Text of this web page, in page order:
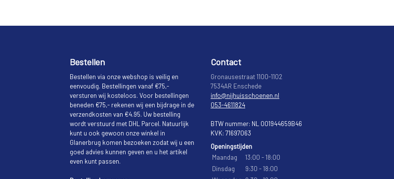
Bestellen
Bestellen via onze webshop is veilig en
eenvoudig. Bestellingen vanaf €75,-
versturen wij kosteloos. Voor bestellingen
beneden €75,- rekenen wij een bijdrage in de
verzendkosten van €4.95. Uw bestelling
wordt verstuurd met DHL Parcel. Natuurlijk
kunt u ook gewoon onze winkel in
Glanerbrug komen bezoeken zodat wij u een
goed advies kunnen geven en u het artikel
even kunt passen.
Contact
Gronausestraat 1100-1102
7534AR Enschede
info@nijhuisschoenen.nl
053-4611824
BTW nummer: NL 001944659B46
KVK: 71697063
Openingstijden
Maandag
13:00 - 18:00
Dinsdag
9:30 - 18:00